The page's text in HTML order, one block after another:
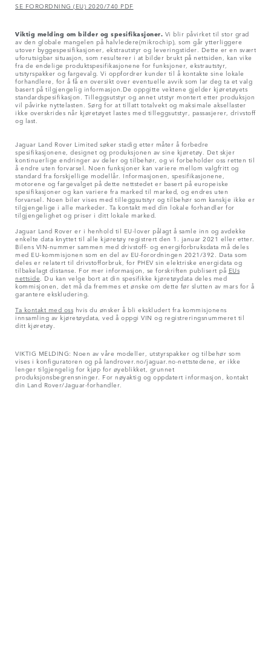
SE FORORDNING (EU) 2020/740 PDF
Viktig melding om bilder og spesifikasjoner. Vi blir påvirket til stor grad
av den globale mangelen på halvledere(mikrochip), som går ytterliggere
utover byggespesifikasjoner, ekstrautstyr og leveringstider. Dette er en svært
uforutsigbar situasjon, som resulterer i at bilder brukt på nettsiden, kan vike
fra de endelige produktspesifikasjonene for funksjoner, ekstrautstyr,
utstyrspakker og fargevalg. Vi oppfordrer kunder til å kontakte sine lokale
forhandlere, for å få en oversikt over eventuelle avvik som lar deg ta et valg
basert på tilgjengelig informasjon.De oppgitte vektene gjelder kjøretøyets
standardspesifikasjon. Tilleggsutstyr og annet utstyr montert etter produksjon
vil påvirke nyttelasten. Sørg for at tillatt totalvekt og maksimale aksellaster
ikke overskrides når kjøretøyet lastes med tilleggsutstyr, passasjerer, drivstoff
og last.
Jaguar Land Rover Limited søker stadig etter måter å forbedre
spesifikasjonene, designet og produksjonen av sine kjøretøy. Det skjer
kontinuerlige endringer av deler og tilbehør, og vi forbeholder oss retten til
å endre uten forvarsel. Noen funksjoner kan variere mellom valgfritt og
standard fra forskjellige modellår. Informasjonen, spesifikasjonene,
motorene og fargevalget på dette nettstedet er basert på europeiske
spesifikasjoner og kan variere fra marked til marked, og endres uten
forvarsel. Noen biler vises med tilleggsutstyr og tilbehør som kanskje ikke er
tilgjengelige i alle markeder. Ta kontakt med din lokale forhandler for
tilgjengelighet og priser i ditt lokale marked.
Jaguar Land Rover er i henhold til EU-lover pålagt å samle inn og avdekke
enkelte data knyttet til alle kjøretøy registrert den 1. januar 2021 eller etter.
Bilens VIN-nummer sammen med drivstoff- og energiforbruksdata må deles
med EU-kommisjonen som en del av EU-forordningen 2021/392. Data som
deles er relatert til drivstofforbruk, for PHEV sin elektriske energidata og
tilbakelagt distanse. For mer informasjon, se forskriften publisert på EUs
nettside. Du kan velge bort at din spesifikke kjøretøydata deles med
kommisjonen, det må da fremmes et ønske om dette før slutten av mars for å
garantere ekskludering.
Ta kontakt med oss hvis du ønsker å bli ekskludert fra kommisjonens
innsamling av kjøretøydata, ved å oppgi VIN og registreringsnummeret til
ditt kjøretøy.
VIKTIG MELDING: Noen av våre modeller, utstyrspakker og tilbehør som
vises i konfiguratoren og på landrover.no/jaguar.no-nettstedene, er ikke
lenger tilgjengelig for kjøp for øyeblikket, grunnet
produksjonsbegrensninger. For nøyaktig og oppdatert informasjon, kontakt
din Land Rover/Jaguar-forhandler.